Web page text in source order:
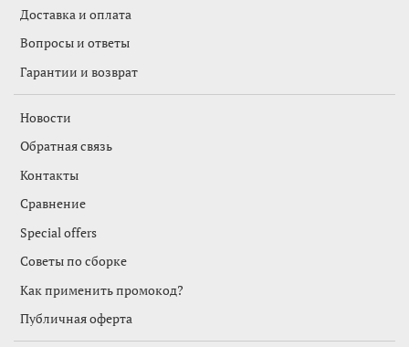
Доставка и оплата
Вопросы и ответы
Гарантии и возврат
Новости
Обратная связь
Контакты
Сравнение
Special offers
Советы по сборке
Как применить промокод?
Публичная оферта